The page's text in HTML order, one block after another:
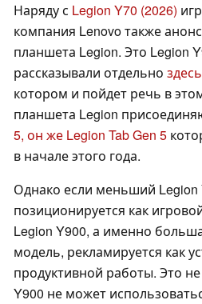
Наряду с Legion Y70 (2026)
компания Lenovo также
планшета Legion. Это Legion
рассказывали отдельно здесь
котором и пойдет речь в
планшета Legion
5, он же Legion Tab Gen 5
в начале этого года.
Однако если меньший Legion
позиционируется как
Legion Y900, а именно
модель, рекламируется как
продуктивной работы. Это
Y900 не может